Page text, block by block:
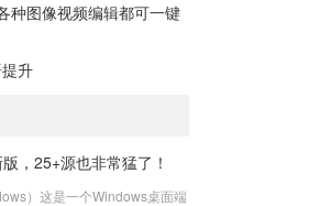
种图像视频编辑都可一键
升
，25+源也非常猛了！
）这是一个Windows桌面端